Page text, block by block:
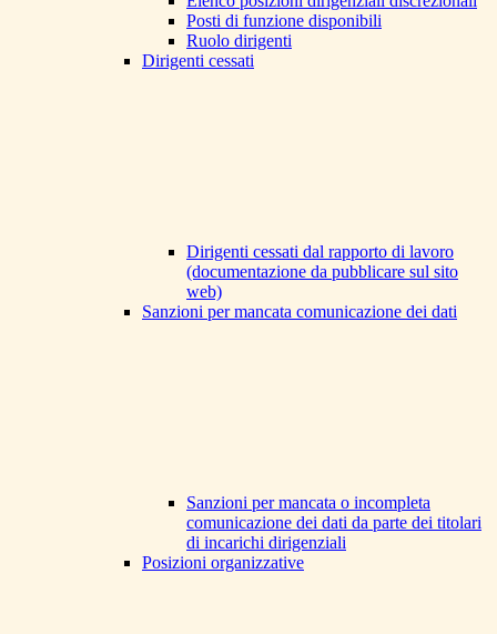
Posti di funzione disponibili
Ruolo dirigenti
Dirigenti cessati
Dirigenti cessati dal rapporto di lavoro
(documentazione da pubblicare sul sito
web)
Sanzioni per mancata comunicazione dei dati
Sanzioni per mancata o incompleta
comunicazione dei dati da parte dei titolari
di incarichi dirigenziali
Posizioni organizzative